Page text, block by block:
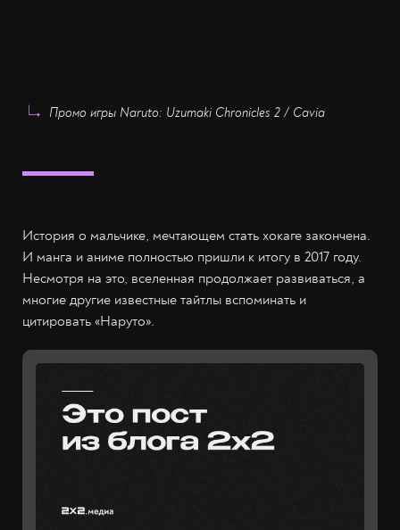
Промо игры Naruto: Uzumaki Chronicles 2 / Cavia
История о мальчике, мечтающем стать хокаге закончена.
И манга и аниме полностью пришли к итогу в 2017 году.
Несмотря на это, вселенная продолжает развиваться, а
многие другие известные тайтлы вспоминать и
цитировать «Наруто».